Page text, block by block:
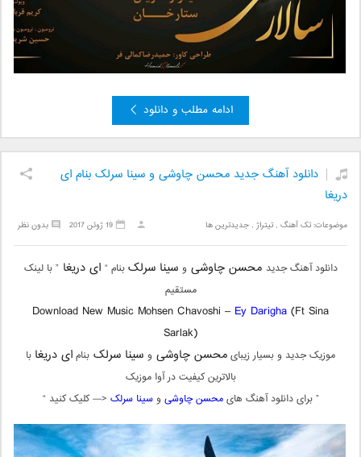
ادامه مطلب و دانلود
دانلود آهنگ جدید محسن چاوشی و سینا سرلک بنام ای
دریغا
موضوعات:تک آهنگ ,تیتراژ ,جدیدترین ها بدون نظر 19 ژوئن 2017
دانلود آهنگ جدید محسن چاوشی و سینا سرلکبنام “ ای دریغا” با لینک
مستقیم
Download New Music Mohsen Chavoshi – Ey Darigha (Ft Sina
Sarlak)
موزیک جدید و بسیار زیبایمحسن چاوشی و سینا سرلک بنامای دریغا با
بالاترین کیفیت در آوا موزیک
” برای دانلود آهنگ هایمحسن چاوشی وسینا سرلک <— کلیک کنید “